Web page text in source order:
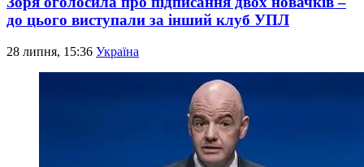
до цього виступали за інший клуб УПЛ
28 липня, 15:36 Україна